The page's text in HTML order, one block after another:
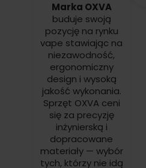
Marka OXVA
buduje swoją
pozycję na rynku
vape stawiając na
niezawodność,
ergonomiczny
design i wysoką
jakość wykonania.
Sprzęt OXVA ceni
się za precyzję
inżynierską i
dopracowane
materiały — wybór
tych, którzy nie idą